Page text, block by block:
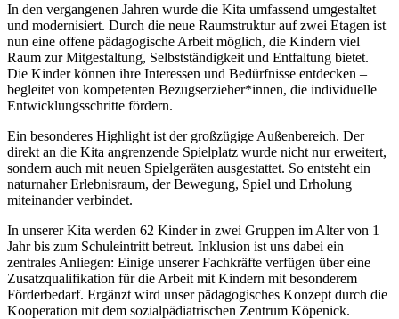
In den vergangenen Jahren wurde die Kita umfassend umgestaltet
und modernisiert. Durch die neue Raumstruktur auf zwei Etagen ist
nun eine offene pädagogische Arbeit möglich, die Kindern viel
Raum zur Mitgestaltung, Selbstständigkeit und Entfaltung bietet.
Die Kinder können ihre Interessen und Bedürfnisse entdecken –
begleitet von kompetenten Bezugserzieher*innen, die individuelle
Entwicklungsschritte fördern.
Ein besonderes Highlight ist der großzügige Außenbereich. Der
direkt an die Kita angrenzende Spielplatz wurde nicht nur erweitert,
sondern auch mit neuen Spielgeräten ausgestattet. So entsteht ein
naturnaher Erlebnisraum, der Bewegung, Spiel und Erholung
miteinander verbindet.
In unserer Kita werden 62 Kinder in zwei Gruppen im Alter von 1
Jahr bis zum Schuleintritt betreut. Inklusion ist uns dabei ein
zentrales Anliegen: Einige unserer Fachkräfte verfügen über eine
Zusatzqualifikation für die Arbeit mit Kindern mit besonderem
Förderbedarf. Ergänzt wird unser pädagogisches Konzept durch die
Kooperation mit dem sozialpädiatrischen Zentrum Köpenick.